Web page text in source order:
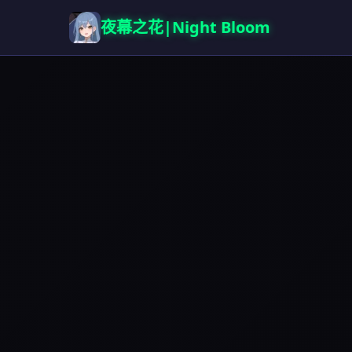
夜幕之花|Night Bloom